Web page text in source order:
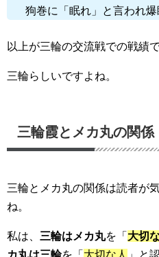
狗巻に「眠れ」と言われ爆
以上が三輪の交流戦での戦績
三輪らしいですよね。
三輪霞とメカ丸の関係
三輪とメカ丸の関係は読者が
ね。
私は、 三輪はメカ丸を「 大切